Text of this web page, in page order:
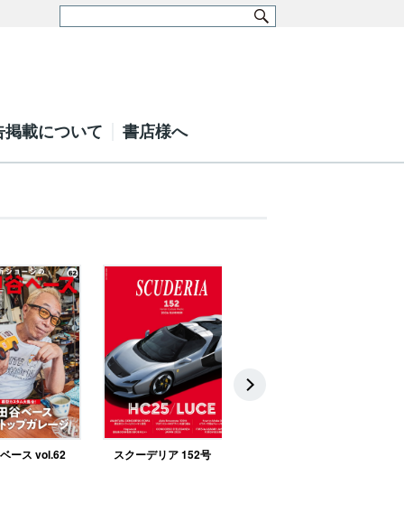
掲載について 書店様へ
ース vol.62 スクーデリア 152号